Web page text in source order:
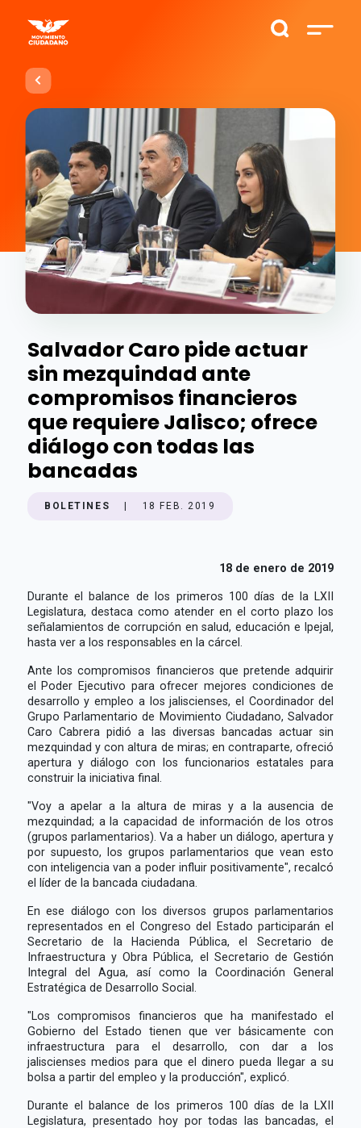
Salvador Caro pide actuar
sin mezquindad ante
compromisos financieros
que requiere Jalisco; ofrece
diálogo con todas las
bancadas
BOLETINES 18 FEB. 2019
18 de enero de 2019
Durante el balance de los primeros 100 días de la LXII
Legislatura, destaca como atender en el corto plazo los
señalamientos de corrupción en salud, educación e Ipejal,
hasta ver a los responsables en la cárcel.
Ante los compromisos financieros que pretende adquirir
el Poder Ejecutivo para ofrecer mejores condiciones de
desarrollo y empleo a los jaliscienses, el Coordinador del
Grupo Parlamentario de Movimiento Ciudadano, Salvador
Caro Cabrera pidió a las diversas bancadas actuar sin
mezquindad y con altura de miras; en contraparte, ofreció
apertura y diálogo con los funcionarios estatales para
construir la iniciativa final.
"Voy a apelar a la altura de miras y a la ausencia de
mezquindad; a la capacidad de información de los otros
(grupos parlamentarios). Va a haber un diálogo, apertura y
por supuesto, los grupos parlamentarios que vean esto
con inteligencia van a poder influir positivamente", recalcó
el líder de la bancada ciudadana.
En ese diálogo con los diversos grupos parlamentarios
representados en el Congreso del Estado participarán el
Secretario de la Hacienda Pública, el Secretario de
Infraestructura y Obra Pública, el Secretario de Gestión
Integral del Agua, así como la Coordinación General
Estratégica de Desarrollo Social.
"Los compromisos financieros que ha manifestado el
Gobierno del Estado tienen que ver básicamente con
infraestructura para el desarrollo, con dar a los
jaliscienses medios para que el dinero pueda llegar a su
bolsa a partir del empleo y la producción", explicó.
Durante el balance de los primeros 100 días de la LXII
Legislatura, presentado hoy por todas las bancadas, el